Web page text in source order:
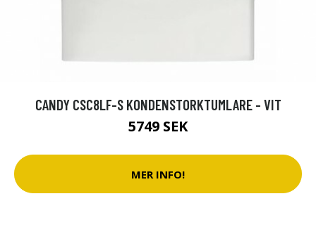
CANDY CSC8LF-S KONDENSTORKTUMLARE - VIT
5749 SEK
MER INFO!